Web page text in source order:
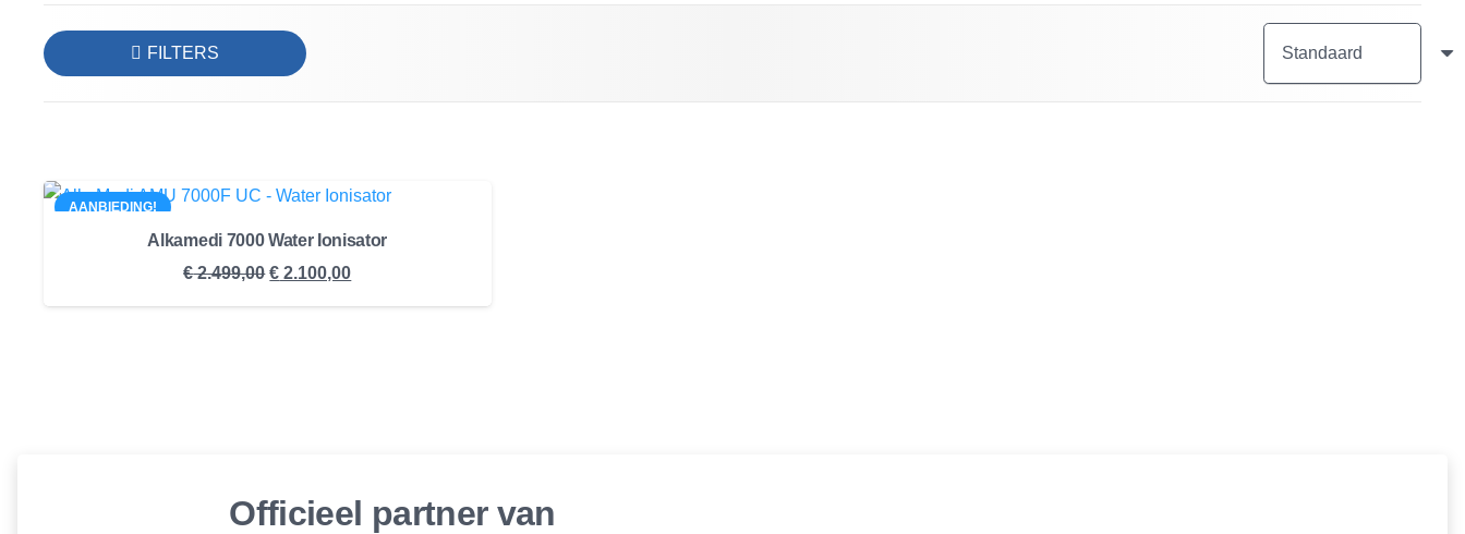
FILTERS
AANBIEDING!
Alkamedi 7000 Water Ionisator
€2.499,00 Oorspronkelijke
prijs
€ 2.100,00Huidige
prijs
Officieel partner van